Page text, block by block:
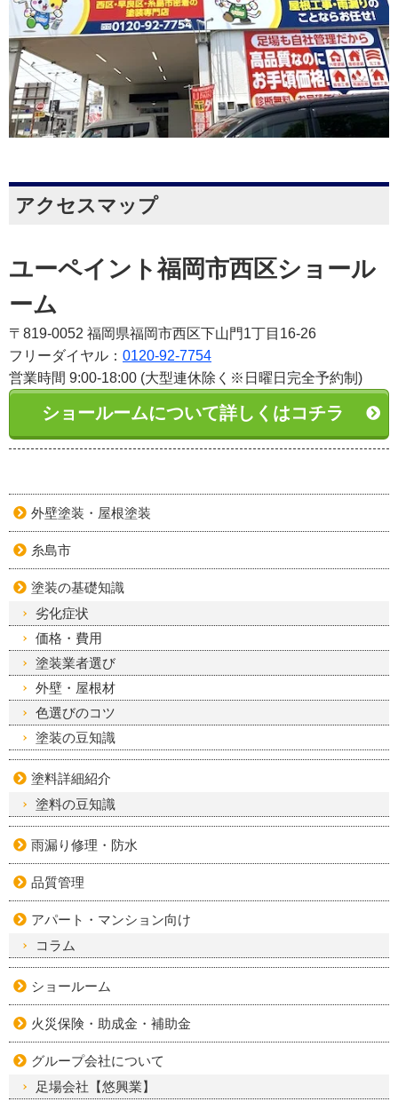
アクセスマップ
ユーペイント福岡市西区ショール
ーム
〒819-0052 福岡県福岡市西区下山門1丁目16-26
フリーダイヤル： 0120-92-7754
営業時間 9:00-18:00 (大型連休除く※日曜日完全予約制)
ショールームについて詳しくはコチラ
外壁塗装・屋根塗装
糸島市
塗装の基礎知識
劣化症状
価格・費用
塗装業者選び
外壁・屋根材
色選びのコツ
塗装の豆知識
塗料詳細紹介
塗料の豆知識
雨漏り修理・防水
品質管理
アパート・マンション向け
コラム
ショールーム
火災保険・助成金・補助金
グループ会社について
足場会社【悠興業】